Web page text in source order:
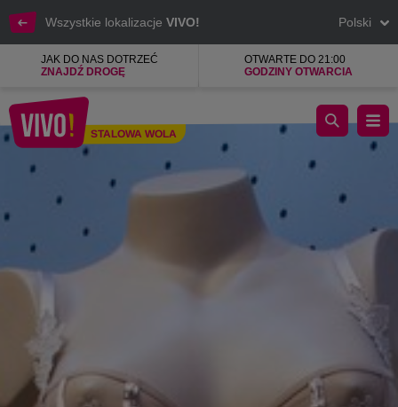
Wszystkie lokalizacje VIVO! Polski
JAK DO NAS DOTRZEĆ
ZNAJDŹ DROGĘ
OTWARTE DO 21:00
GODZINY OTWARCIA
Stalowa Wola
STALOWA WOLA
Rajstopy, majtki, biustonosze, legginsy, skarpetki, pończochy i